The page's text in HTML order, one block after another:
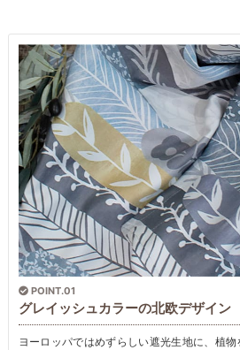
POINT.01
グレイッシュカラーの北欧デザイン
ヨーロッパではめずらしい遮光生地に、植